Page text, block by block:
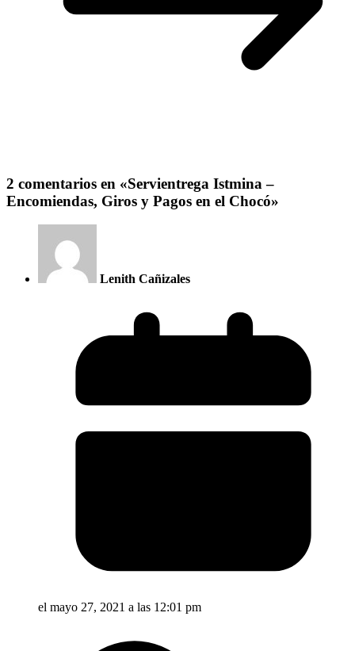
2 comentarios en «Servientrega Istmina –
Encomiendas, Giros y Pagos en el Chocó»
Lenith Cañizales
el mayo 27, 2021 a las 12:01 pm